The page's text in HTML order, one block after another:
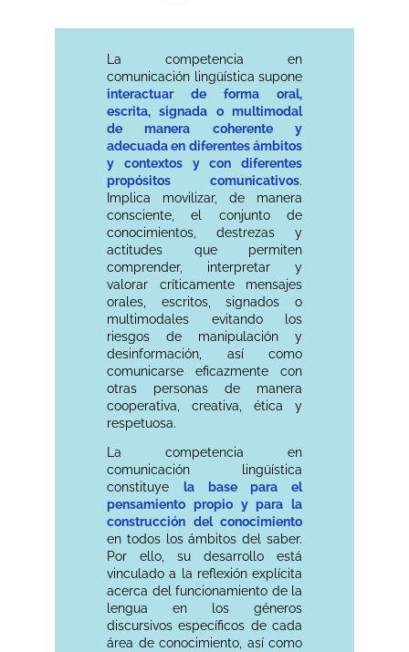
La competencia en
comunicación lingüística supone
interactuar de forma oral,
escrita, signada o multimodal
de manera coherente y
adecuada en diferentes ámbitos
y contextos y con diferentes
propósitos comunicativos.
Implica movilizar, de manera
consciente, el conjunto de
conocimientos, destrezas y
actitudes que permiten
comprender, interpretar y
valorar críticamente mensajes
orales, escritos, signados o
multimodales evitando los
riesgos de manipulación y
desinformación, así como
comunicarse eficazmente con
otras personas de manera
cooperativa, creativa, ética y
respetuosa.
La competencia en
comunicación lingüística
constituye
la base para el
pensamiento propio y para la
construcción del conocimiento
en todos los ámbitos del saber.
Por ello, su desarrollo está
vinculado a la reflexión explícita
acerca del funcionamiento de la
lengua en los géneros
discursivos específicos de cada
área de conocimiento, así como